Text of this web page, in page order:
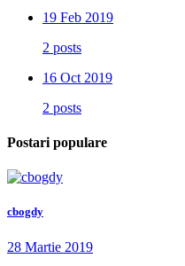
19 Feb 2019
2 posts
16 Oct 2019
2 posts
Postari populare
cbogdy
28 Martie 2019